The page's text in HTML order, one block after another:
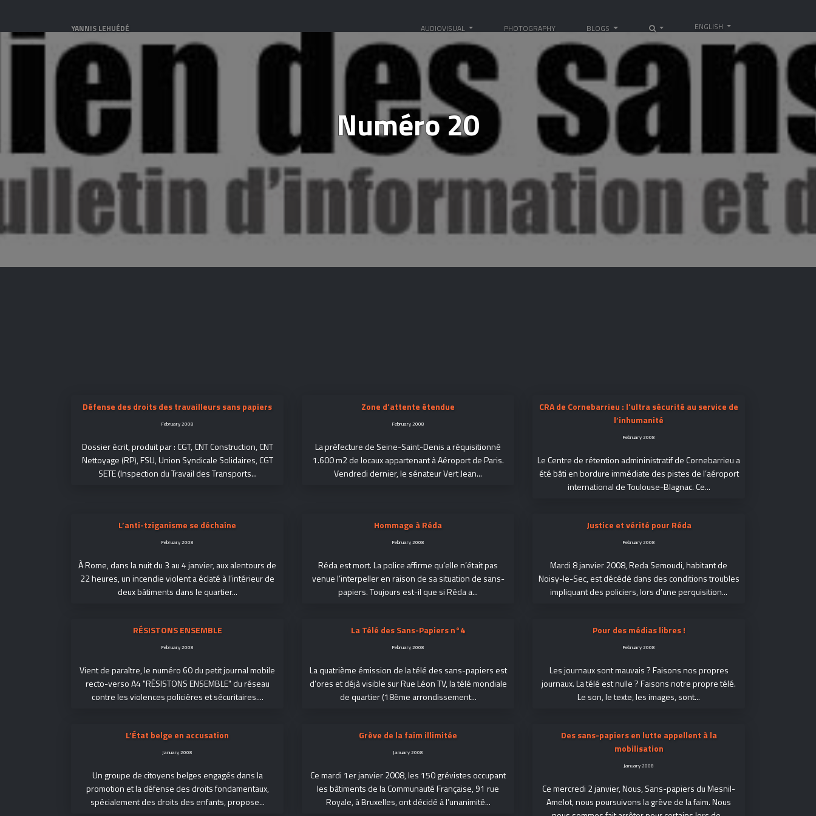
YANNIS LEHUÉDÉ AUDIOVISUAL PHOTOGRAPHY BLOGS ENGLISH
Numéro 20
Défense des droits des travailleurs sans papiers
February 2008
Dossier écrit, produit par : CGT, CNT Construction, CNT
Nettoyage (RP), FSU, Union Syndicale Solidaires, CGT
SETE (Inspection du Travail des Transports...
Zone d’attente étendue
February 2008
La préfecture de Seine-Saint-Denis a réquisitionné
1.600 m2 de locaux appartenant à Aéroport de Paris.
Vendredi dernier, le sénateur Vert Jean...
CRA de Cornebarrieu : l’ultra sécurité au service de
l’inhumanité
February 2008
Le Centre de rétention admininistratif de Cornebarrieu a
été bâti en bordure immédiate des pistes de l’aéroport
international de Toulouse-Blagnac. Ce...
L’anti-tziganisme se déchaîne
February 2008
À Rome, dans la nuit du 3 au 4 janvier, aux alentours de
22 heures, un incendie violent a éclaté à l’intérieur de
deux bâtiments dans le quartier...
Hommage à Réda
February 2008
Réda est mort. La police affirme qu’elle n’était pas
venue l’interpeller en raison de sa situation de sans-
papiers. Toujours est-il que si Réda a...
Justice et vérité pour Réda
February 2008
Mardi 8 janvier 2008, Reda Semoudi, habitant de
Noisy-le-Sec, est décédé dans des conditions troubles
impliquant des policiers, lors d’une perquisition...
RÉSISTONS ENSEMBLE
February 2008
Vient de paraître, le numéro 60 du petit journal mobile
recto-verso A4 "RÉSISTONS ENSEMBLE" du réseau
contre les violences policières et sécuritaires....
La Télé des Sans-Papiers n°4
February 2008
La quatrième émission de la télé des sans-papiers est
d’ores et déjà visible sur Rue Léon TV, la télé mondiale
de quartier (18ème arrondissement...
Pour des médias libres !
February 2008
Les journaux sont mauvais ? Faisons nos propres
journaux. La télé est nulle ? Faisons notre propre télé.
Le son, le texte, les images, sont...
L’État belge en accusation
January 2008
Un groupe de citoyens belges engagés dans la
promotion et la défense des droits fondamentaux,
spécialement des droits des enfants, propose...
Grève de la faim illimitée
January 2008
Ce mardi 1er janvier 2008, les 150 grévistes occupant
les bâtiments de la Communauté Française, 91 rue
Royale, à Bruxelles, ont décidé à l’unanimité...
Des sans-papiers en lutte appellent à la
mobilisation
January 2008
Ce mercredi 2 janvier, Nous, Sans-papiers du Mesnil-
Amelot, nous poursuivons la grève de la faim. Nous